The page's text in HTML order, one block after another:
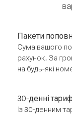
Пакети
Сума вашого
рахунок. За
на будь-які
30-денні
Із 30-денним